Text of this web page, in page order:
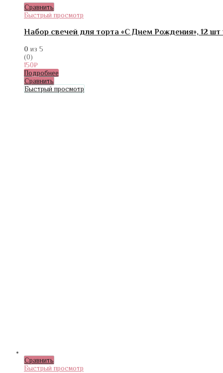
Сравнить
Быстрый просмотр
Набор свечей для торта «С Днем Рождения», 12 шт
0 из 5
(0)
150₽
Подробнее
Сравнить
Быстрый просмотр
Сравнить
Быстрый просмотр